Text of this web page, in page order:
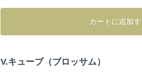
カートに追加す
V.キューブ（ブロッサム）